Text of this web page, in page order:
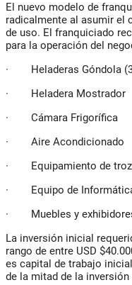
El nuevo modelo de
radicalmente al asumir el
de uso. El franquiciado
para la operación del
· Heladeras Góndola (3
· Heladera Mostrador
· Cámara Frigorífica
· Aire Acondicionado
· Equipamiento de
· Equipo de
· Muebles y
La inversión inicial
rango de entre USD
es capital de trabajo
de la mitad de la